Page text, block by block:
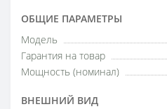
ОБЩИЕ ПАРАМЕТРЫ
Модель
Гарантия на товар
Мощность (номинал)
ВНЕШНИЙ ВИД